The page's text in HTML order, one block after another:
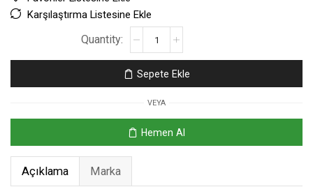
Karşılaştırma Listesine Ekle
Sepete Ekle
VEYA
Hemen Al
Açıklama Marka